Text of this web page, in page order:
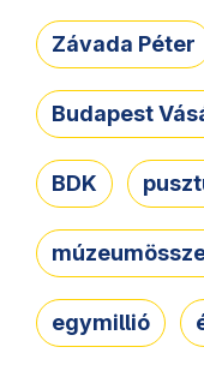
Závada Péter
Budapest
BDK
egymillió